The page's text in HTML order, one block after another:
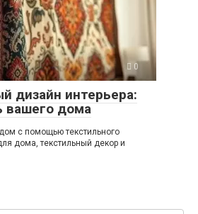
0
дизайн интерьера:
вашего дома
с помощью текстильного
дома, текстильный декор и